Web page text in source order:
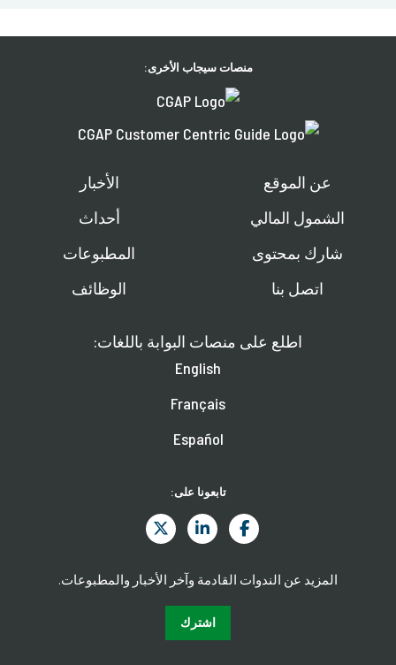
منصات سيجاب الأخرى:
عن الموقع
الشمول المالي
شارك بمحتوى
اتصل بنا
الأخبار
أحداث
المطبوعات
الوظائف
اطلع على منصات البوابة باللغات:
English
Français
Español
تابعونا على:
المزيد عن الندوات القادمة وآخر الأخبار والمطبوعات.
اشترك